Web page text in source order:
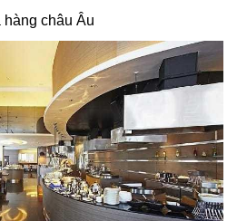
hàng châu Âu